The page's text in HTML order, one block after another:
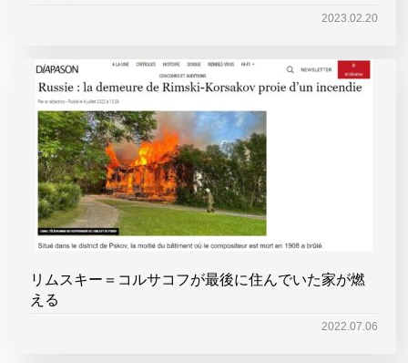
2023.02.20
リムスキー＝コルサコフが最後に住んでいた家が燃
える
2022.07.06